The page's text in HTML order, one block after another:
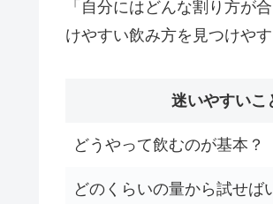
「自分にはどんな割り方が
けやすい飲み方を見つけやす
迷いやすいこ
どうやって飲むのが基本？
どのくらいの量から試せば